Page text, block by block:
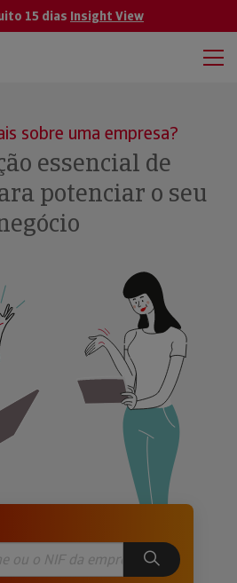
15 dias Insight View
sobre uma empresa?
essencial de
potenciar o seu